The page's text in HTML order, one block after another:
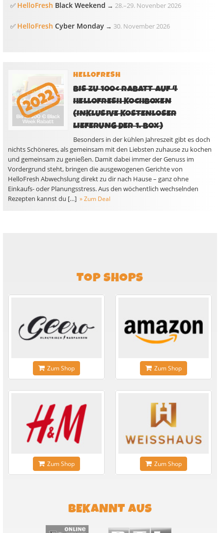
✅ HelloFresh Black Weekend → 28.–29. Novenber 2026
✅ HelloFresh Cyber Monday → 30. November 2026
HELLOFRESH
BIS ZU 100€ RABATT AUF 4
HELLOFRESH KOCHBOXEN
(INKLUSIVE KOSTENLOSER
LIEFERUNG DER 1. BOX)
Besonders in der kühlen Jahreszeit gibt es doch
nichts Schöneres, als gemeinsam mit den Liebsten zuhause zu kochen
und gemeinsam zu genießen. Damit dabei immer der Genuss im
Vordergrund steht, bringen die ausgewogenen Gerichte von
HelloFresh Abwechslung direkt zu dir nach Hause – ganz ohne
Einkaufs- oder Planungsstress. Aus den wöchentlich wechselnden
Rezepten kannst du […] » Zum Deal
TOP SHOPS
Zum Shop Zum Shop
Zum Shop Zum Shop
BEKANNT AUS